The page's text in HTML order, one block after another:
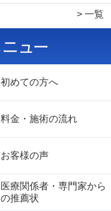
一覧
初めての方へ
料金・施術の流れ
お客様の声
医療関係者・専門家から
の推薦状